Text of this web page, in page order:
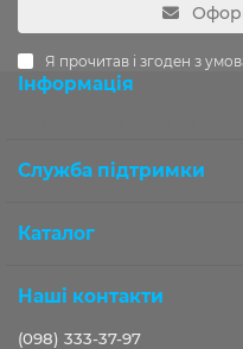
Я прочитав і згоден з
Інформація
Служба підтримки
Каталог
Наші контакти
(098) 333-37-97